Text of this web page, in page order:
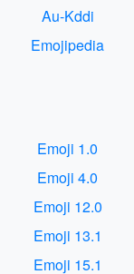
Au-Kddi
Emojipedia
Emoji 1.0
Emoji 4.0
Emoji 12.0
Emoji 13.1
Emoji 15.1